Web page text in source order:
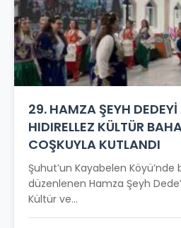
29. HAMZA ŞEYH
HIDIRELLEZ KÜLTÜR
COŞKUYLA KUTLANDI
Şuhut’un Kayabelen Köyü’nde
düzenlenen Hamza Şeyh
Kültür ve...